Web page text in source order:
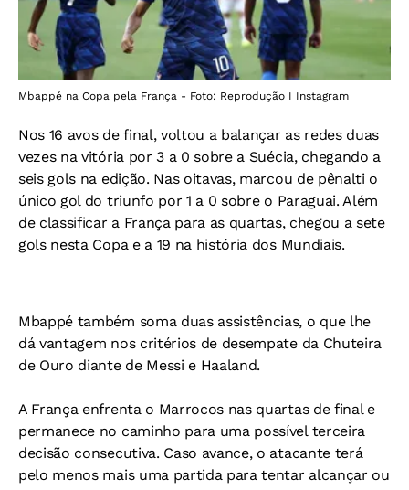
Mbappé na Copa pela França - Foto: Reprodução I Instagram
Nos 16 avos de final, voltou a balançar as redes duas
vezes na vitória por 3 a 0 sobre a Suécia, chegando a
seis gols na edição. Nas oitavas, marcou de pênalti o
único gol do triunfo por 1 a 0 sobre o Paraguai. Além
de classificar a França para as quartas, chegou a sete
gols nesta Copa e a 19 na história dos Mundiais.
Mbappé também soma duas assistências, o que lhe
dá vantagem nos critérios de desempate da Chuteira
de Ouro diante de Messi e Haaland.
A França enfrenta o Marrocos nas quartas de final e
permanece no caminho para uma possível terceira
decisão consecutiva. Caso avance, o atacante terá
pelo menos mais uma partida para tentar alcançar ou